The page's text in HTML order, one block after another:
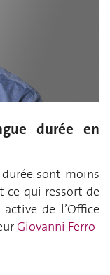
durée en
sont moins
ce qui ressort de
de l’Office
Giovanni Ferro-